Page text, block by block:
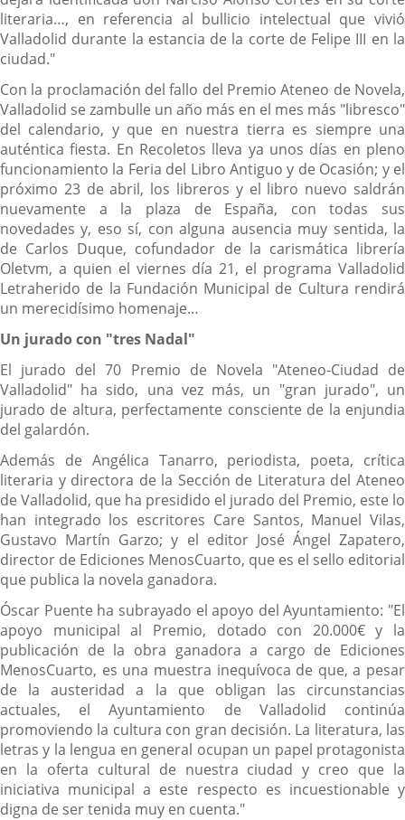
literaria…, en referencia al bullicio intelectual que vivió
Valladolid durante la estancia de la corte de Felipe III en la
ciudad."
Con la proclamación del fallo del Premio Ateneo de Novela,
Valladolid se zambulle un año más en el mes más "libresco"
del calendario, y que en nuestra tierra es siempre una
auténtica fiesta. En Recoletos lleva ya unos días en pleno
funcionamiento la Feria del Libro Antiguo y de Ocasión; y el
próximo 23 de abril, los libreros y el libro nuevo saldrán
nuevamente a la plaza de España, con todas sus
novedades y, eso sí, con alguna ausencia muy sentida, la
de Carlos Duque, cofundador de la carismática librería
Oletvm, a quien el viernes día 21, el programa Valladolid
Letraherido de la Fundación Municipal de Cultura rendirá
un merecidísimo homenaje…
Un jurado con "tres Nadal"
El jurado del 70 Premio de Novela "Ateneo-Ciudad de
Valladolid" ha sido, una vez más, un "gran jurado", un
jurado de altura, perfectamente consciente de la enjundia
del galardón.
Además de Angélica Tanarro, periodista, poeta, crítica
literaria y directora de la Sección de Literatura del Ateneo
de Valladolid, que ha presidido el jurado del Premio, este lo
han integrado los escritores Care Santos, Manuel Vilas,
Gustavo Martín Garzo; y el editor José Ángel Zapatero,
director de Ediciones MenosCuarto, que es el sello editorial
que publica la novela ganadora.
Óscar Puente ha subrayado el apoyo del Ayuntamiento: "El
apoyo municipal al Premio, dotado con 20.000€ y la
publicación de la obra ganadora a cargo de Ediciones
MenosCuarto, es una muestra inequívoca de que, a pesar
de la austeridad a la que obligan las circunstancias
actuales, el Ayuntamiento de Valladolid continúa
promoviendo la cultura con gran decisión. La literatura, las
letras y la lengua en general ocupan un papel protagonista
en la oferta cultural de nuestra ciudad y creo que la
iniciativa municipal a este respecto es incuestionable y
digna de ser tenida muy en cuenta."